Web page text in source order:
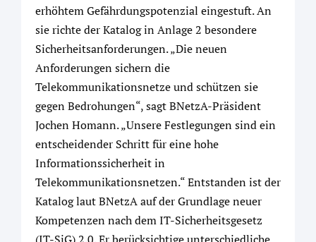
erhöhtem Gefährdungspotenzial eingestuft. An
sie richte der Katalog in Anlage 2 besondere
Sicherheitsanforderungen. „Die neuen
Anforderungen sichern die
Telekommunikationsnetze und schützen sie
gegen Bedrohungen“, sagt BNetzA-Präsident
Jochen Homann. „Unsere Festlegungen sind ein
entscheidender Schritt für eine hohe
Informationssicherheit in
Telekommunikationsnetzen.“ Entstanden ist der
Katalog laut BNetzA auf der Grundlage neuer
Kompetenzen nach dem IT-Sicherheitsgesetz